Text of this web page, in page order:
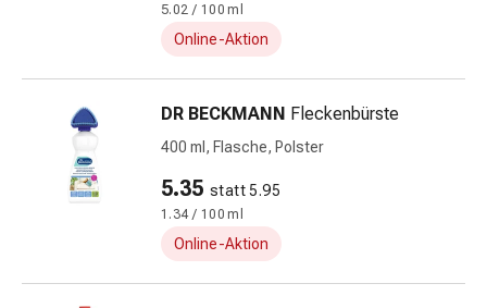
Kompressionsbinden
Pflaster
Zubehör
Schlauchverbände
Verbandsmaterialien
5.02 / 100 ml
Online-Aktion
DR BECKMANN Fleckenbürste
400 ml, Flasche, Polster
5.35 statt 5.95
1.34 / 100 ml
Online-Aktion